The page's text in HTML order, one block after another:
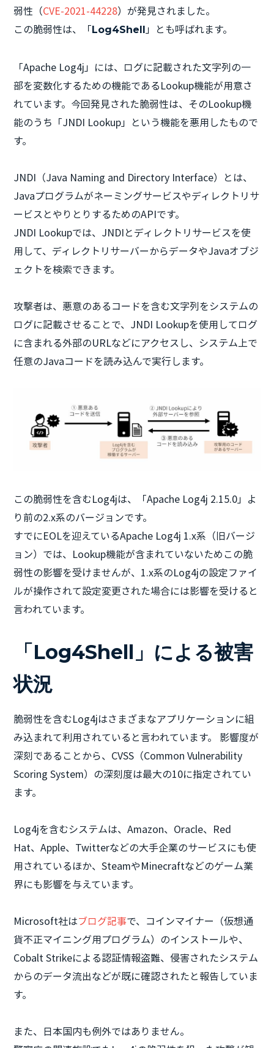
弱性（CVE-2021-44228）が発見されました。
この脆弱性は、「Log4Shell」とも呼ばれます。
「Apache Log4j」には、ログに記載された文字列の一
部を変数化するための機能であるLookup機能が用意さ
れています。今回発見された脆弱性は、そのLookup機
能のうち「JNDI Lookup」という機能を悪用したもので
す。
JNDI（Java Naming and Directory Interface）とは、
Javaプログラムがネーミングサービスやディレクトリサ
ービスとやりとりするためのAPIです。
JNDI Lookupでは、JNDIとディレクトリサービスを使
用して、ディレクトリサーバーからデータやJavaオブジ
ェクトを検索できます。
攻撃者は、悪意のあるコードを含む文字列をシステムの
ログに記載させることで、JNDI Lookupを使用してログ
に含まれる外部のURLなどにアクセスし、システム上で
任意のJavaコードを読み込んで実行します。
この脆弱性を含むLog4jは、「Apache Log4j 2.15.0」よ
り前の2.x系のバージョンです。
すでにEOLを迎えているApache Log4j 1.x系（旧バージ
ョン）では、Lookup機能が含まれていないためこの脆
弱性の影響を受けませんが、1.x系のLog4jの設定ファイ
ルが操作されて設定変更された場合には影響を受けると
言われています。
「Log4Shell」による被害
状況
脆弱性を含むLog4jはさまざまなアプリケーションに組
み込まれて利用されていると言われています。 影響度が
深刻であることから、CVSS（Common Vulnerability
Scoring System）の深刻度は最大の10に指定されてい
ます。
Log4jを含むシステムは、Amazon、Oracle、Red
Hat、Apple、Twitterなどの大手企業のサービスにも使
用されているほか、SteamやMinecraftなどのゲーム業
界にも影響を与えています。
Microsoft社はブログ記事で、コインマイナー（仮想通
貨不正マイニング用プログラム）のインストールや、
Cobalt Strikeによる認証情報盗難、侵害されたシステム
からのデータ流出などが既に確認されたと報告していま
す。
また、日本国内も例外ではありません。